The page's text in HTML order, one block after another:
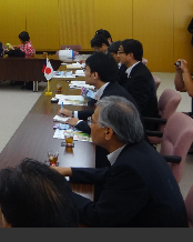
瓦帝尼王國進行國是
化分歧為團結、為
大目標、創5大歷史
向加速臺灣經濟轉型
速通過
立對等關稅15%且不
對等關稅